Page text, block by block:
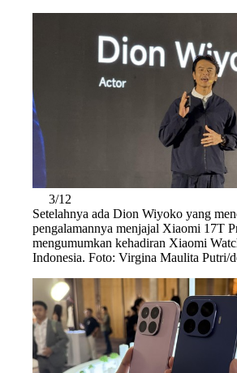
3/12
Setelahnya ada Dion Wiyoko yang
pengalamannya menjajal Xiaomi 17T
mengumumkan kehadiran Xiaomi
Indonesia. Foto: Virgina Maulita Putri/